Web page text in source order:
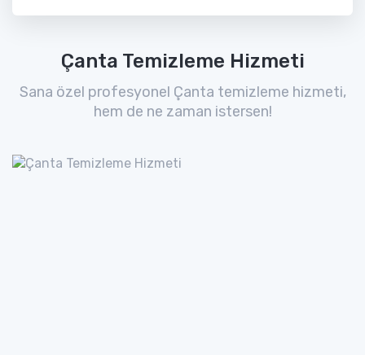
Çanta Temizleme Hizmeti
Sana özel profesyonel Çanta temizleme hizmeti,
hem de ne zaman istersen!